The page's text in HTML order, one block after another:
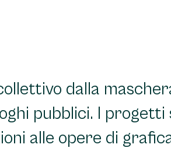
dalla
pubblici. I progetti
alle opere di